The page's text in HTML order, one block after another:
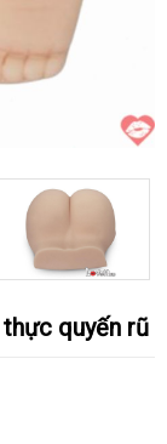
quyến rũ